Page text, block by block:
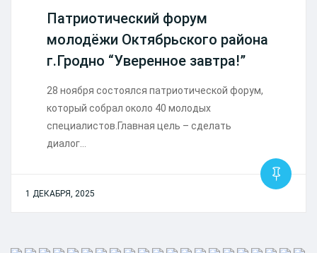
Патриотический форум
молодёжи Октябрьского района
г.Гродно “Уверенное завтра!”
28 ноября состоялся патриотической форум,
который собрал около 40 молодых
специалистов.Главная цель – сделать
диалог…
1 ДЕКАБРЯ, 2025